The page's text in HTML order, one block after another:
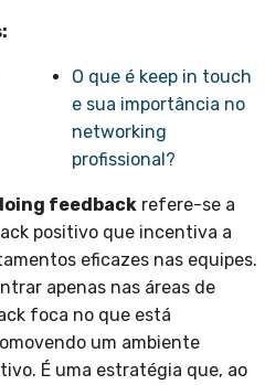
O que é keep in touch
e sua importância no
networking
profissional?
feedback refere-se a
positivo que incentiva a
eficazes nas equipes.
apenas nas áreas de
foca no que está
um ambiente
É uma estratégia que, ao